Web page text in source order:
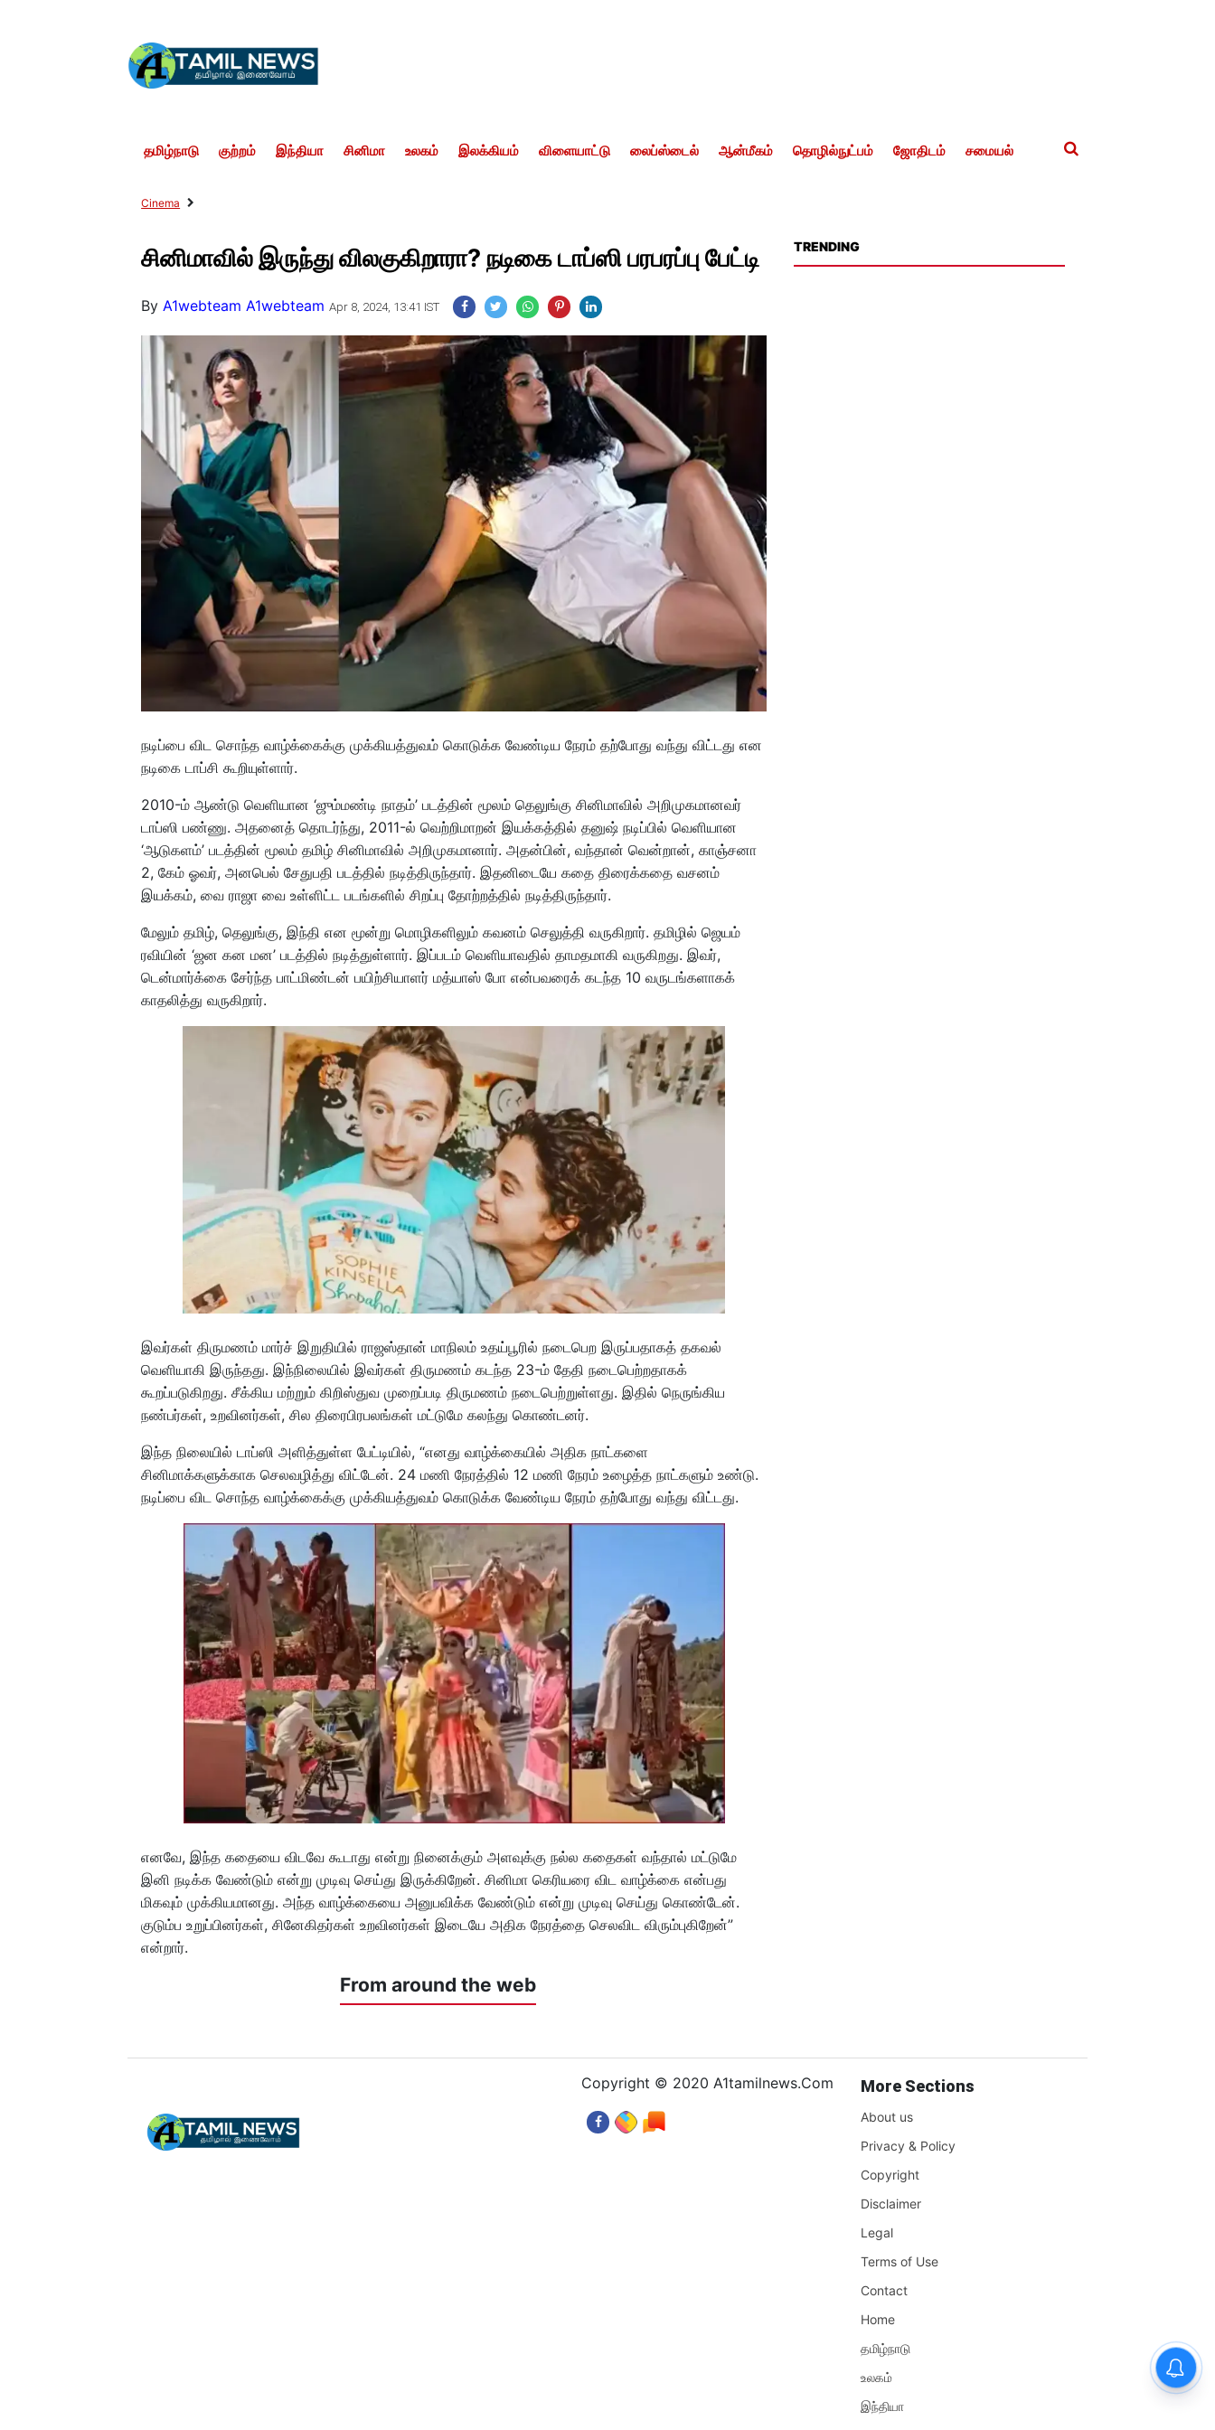
தமிழ்நாடு குற்றம் இந்தியா சினிமா உலகம் இலக்கியம் விளையாட்டு லைப்ஸ்டைல் ஆன்மீகம் தொழில்நுட்பம் ஜோதிடம் சமையல்
Cinema
சினிமாவில் இருந்து விலகுகிறாரா? நடிகை டாப்ஸி பரபரப்பு பேட்டி
ByA1webteam A1webteam Apr 8, 2024, 13:41 IST
நடிப்பை விட சொந்த வாழ்க்கைக்கு முக்கியத்துவம் கொடுக்க வேண்டிய நேரம் தற்போது வந்து விட்டது என
நடிகை டாப்சி கூறியுள்ளார்.
2010-ம் ஆண்டு வெளியான ‘ஜும்மண்டி நாதம்’ படத்தின் மூலம் தெலுங்கு சினிமாவில் அறிமுகமானவர்
டாப்ஸி பண்ணு. அதனைத் தொடர்ந்து, 2011-ல் வெற்றிமாறன் இயக்கத்தில் தனுஷ் நடிப்பில் வெளியான
‘ஆடுகளம்’ படத்தின் மூலம் தமிழ் சினிமாவில் அறிமுகமானார். அதன்பின், வந்தான் வென்றான், காஞ்சனா
2, கேம் ஓவர், அனபெல் சேதுபதி படத்தில் நடித்திருந்தார். இதனிடையே கதை திரைக்கதை வசனம்
இயக்கம், வை ராஜா வை உள்ளிட்ட படங்களில் சிறப்பு தோற்றத்தில் நடித்திருந்தார்.
மேலும் தமிழ், தெலுங்கு, இந்தி என மூன்று மொழிகளிலும் கவனம் செலுத்தி வருகிறார். தமிழில் ஜெயம்
ரவியின் ‘ஜன கன மன’ படத்தில் நடித்துள்ளார். இப்படம் வெளியாவதில் தாமதமாகி வருகிறது. இவர்,
டென்மார்க்கை சேர்ந்த பாட்மிண்டன் பயிற்சியாளர் மத்யாஸ் போ என்பவரைக் கடந்த 10 வருடங்களாகக்
காதலித்து வருகிறார்.
இவர்கள் திருமணம் மார்ச் இறுதியில் ராஜஸ்தான் மாநிலம் உதய்பூரில் நடைபெற இருப்பதாகத் தகவல்
வெளியாகி இருந்தது. இந்நிலையில் இவர்கள் திருமணம் கடந்த 23-ம் தேதி நடைபெற்றதாகக்
கூறப்படுகிறது. சீக்கிய மற்றும் கிறிஸ்துவ முறைப்படி திருமணம் நடைபெற்றுள்ளது. இதில் நெருங்கிய
நண்பர்கள், உறவினர்கள், சில திரைபிரபலங்கள் மட்டுமே கலந்து கொண்டனர்.
இந்த நிலையில் டாப்ஸி அளித்துள்ள பேட்டியில், “எனது வாழ்க்கையில் அதிக நாட்களை
சினிமாக்களுக்காக செலவழித்து விட்டேன். 24 மணி நேரத்தில் 12 மணி நேரம் உழைத்த நாட்களும் உண்டு.
நடிப்பை விட சொந்த வாழ்க்கைக்கு முக்கியத்துவம் கொடுக்க வேண்டிய நேரம் தற்போது வந்து விட்டது.
எனவே, இந்த கதையை விடவே கூடாது என்று நினைக்கும் அளவுக்கு நல்ல கதைகள் வந்தால் மட்டுமே
இனி நடிக்க வேண்டும் என்று முடிவு செய்து இருக்கிறேன். சினிமா கெரியரை விட வாழ்க்கை என்பது
மிகவும் முக்கியமானது. அந்த வாழ்க்கையை அனுபவிக்க வேண்டும் என்று முடிவு செய்து கொண்டேன்.
குடும்ப உறுப்பினர்கள், சினேகிதர்கள் உறவினர்கள் இடையே அதிக நேரத்தை செலவிட விரும்புகிறேன்”
என்றார்.
From around the web
TRENDING
Copyright © 2020 A1tamilnews.Com More Sections
About us
Privacy & Policy
Copyright
Disclaimer
Legal
Terms of Use
Contact
Home
தமிழ்நாடு
உலகம்
இந்தியா